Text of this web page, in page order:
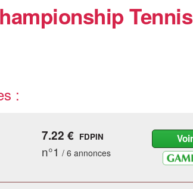
Tennis
:
7.22 € FDPIN
n°1 / 6 annonces